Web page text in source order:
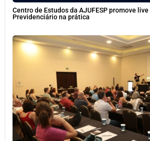
Centro de Estudos da AJUFESP promove
Previdenciário na prática